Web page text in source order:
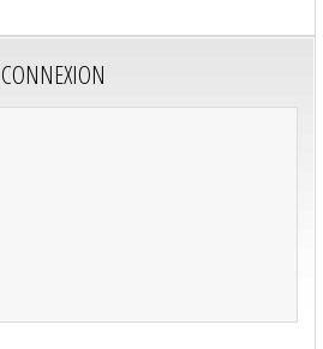
CONNEXION